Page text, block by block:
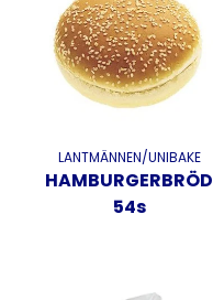
LANTMÄNNEN/UNIBAKE
HAMBURGERBRÖD
54s